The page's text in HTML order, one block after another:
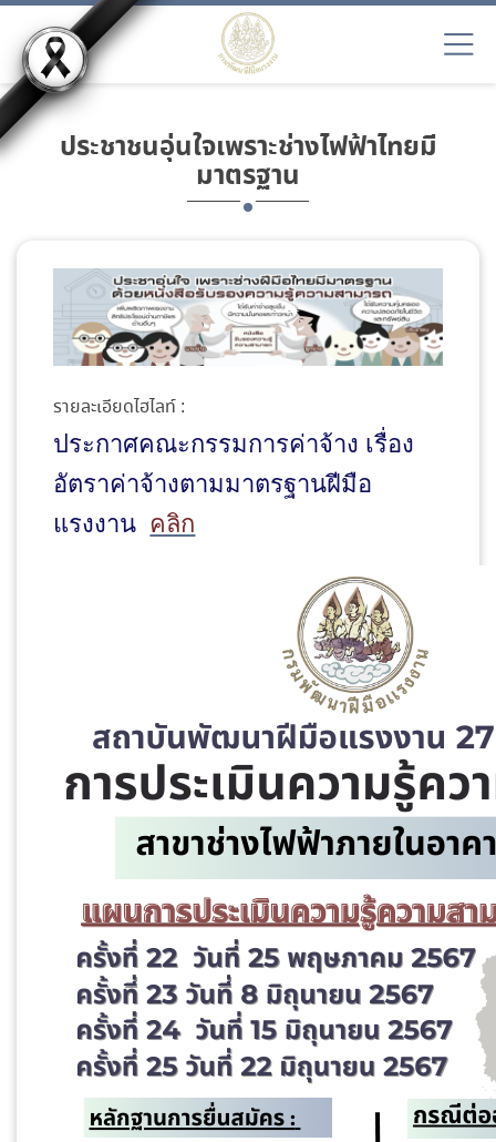
ประชาชนอุ่นใจเพราะช่างไฟฟ้าไทยมี
มาตรฐาน
รายละเอียดไฮไลท์ :
ประกาศคณะกรรมการค่าจ้าง เรื่อง
อัตราค่าจ้างตามมาตรฐานฝีมือ
แรงงาน คลิก